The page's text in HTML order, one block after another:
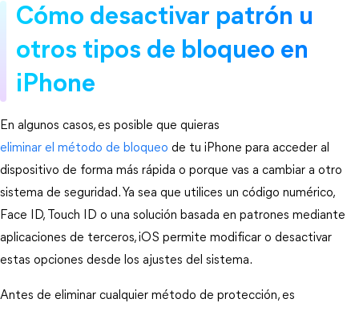
Cómo desactivar patrón u
otros tipos de bloqueo en
iPhone
En algunos casos, es posible que quieras
eliminar el método de bloqueo de tu iPhone para acceder al
dispositivo de forma más rápida o porque vas a cambiar a otro
sistema de seguridad. Ya sea que utilices un código numérico,
Face ID, Touch ID o una solución basada en patrones mediante
aplicaciones de terceros, iOS permite modificar o desactivar
estas opciones desde los ajustes del sistema.
Antes de eliminar cualquier método de protección, es